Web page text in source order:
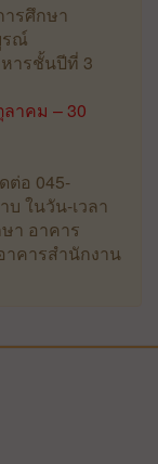
รศึกษา
รณ์
ารชั้นปีที่ 3
าคม – 30
ต่อ 045-
ในวัน-เวลา
า อาคาร
คารสำนักงาน